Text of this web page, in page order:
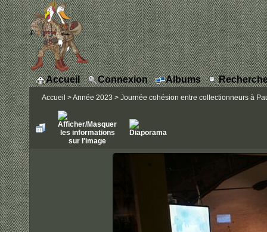
Accueil Connexion Albums
Accueil >Année 2023 > Journée cohésion entre collectionneurs à